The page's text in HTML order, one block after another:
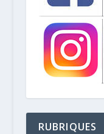
RUBRIQUES